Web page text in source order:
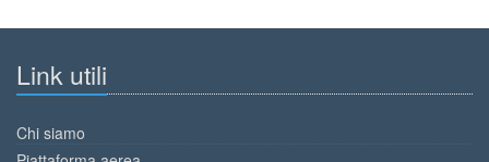
Link utili
Chi siamo